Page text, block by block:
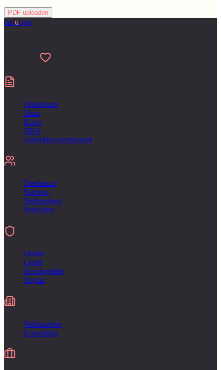
PDF uploaden
canusign
Onderhuur
Huur
Koop
NDA
Arbeidsovereenkomst
Freelancer
Startups
Verhuurders
Bedrijven
Online
Gratis
Rechtsgeldig
Digital
Verhuurders
Consulting